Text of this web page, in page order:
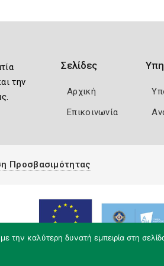
την
Σελίδες
Αρχική
Επικοινωνία
Προσβασιμότητας
την καλύτερη δυνατή εμπειρία στη